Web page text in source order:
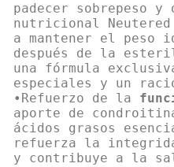
padecer sobrepeso y
nutricional Neutered
a mantener el peso
después de la
una fórmula
especiales y un
•Refuerzo de la
aporte de
ácidos grasos
refuerza la
y contribuye a la